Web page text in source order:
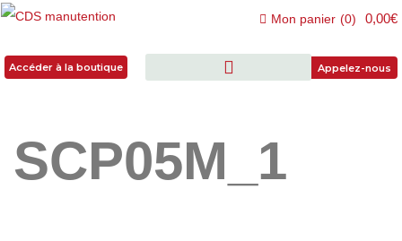
Accéder à la boutique
Mon panier (0) 0,00€
Appelez-nous
SCP05M_1